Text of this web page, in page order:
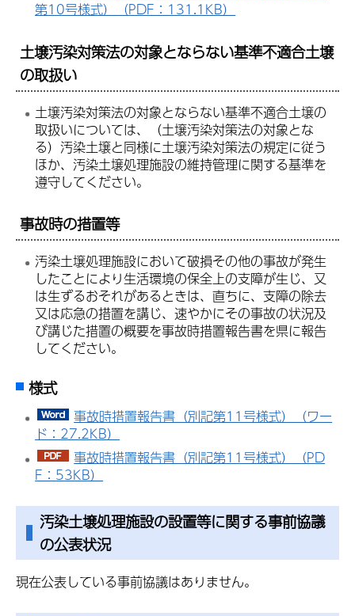
第10号様式）（PDF：131.1KB）
土壌汚染対策法の対象とならない基準不適合土壌
の取扱い
土壌汚染対策法の対象とならない基準不適合土壌の
取扱いについては、（土壌汚染対策法の対象とな
る）汚染土壌と同様に土壌汚染対策法の規定に従う
ほか、汚染土壌処理施設の維持管理に関する基準を
遵守してください。
事故時の措置等
汚染土壌処理施設において破損その他の事故が発生
したことにより生活環境の保全上の支障が生じ、又
は生ずるおそれがあるときは、直ちに、支障の除去
又は応急の措置を講じ、速やかにその事故の状況及
び講じた措置の概要を事故時措置報告書を県に報告
してください。
様式
事故時措置報告書（別記第11号様式）（ワー
ド：27.2KB）
事故時措置報告書（別記第11号様式）（PD
F：53KB）
汚染土壌処理施設の設置等に関する事前協議
の公表状況
現在公表している事前協議はありません。